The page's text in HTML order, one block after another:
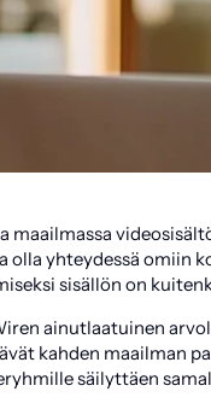
maailmassa
olla yhteydessä omiin
sisällön on
ainutlaatuinen
kahden maailman
säilyttäen